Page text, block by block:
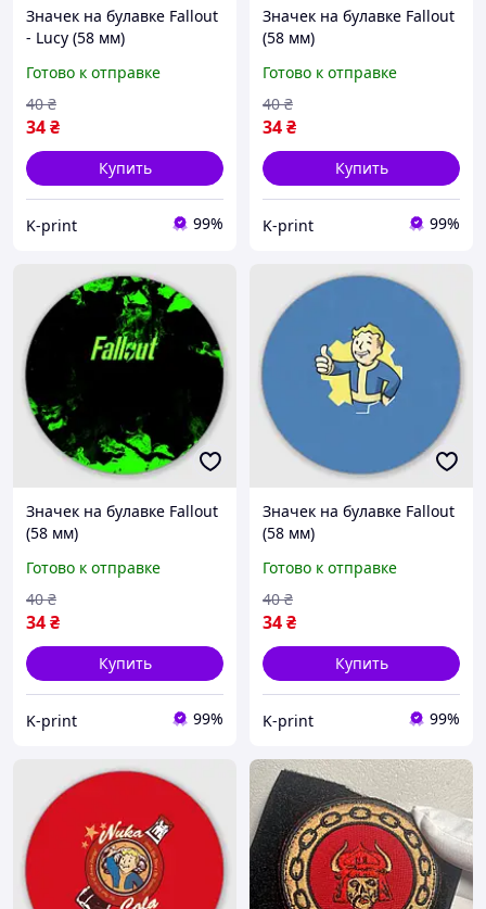
Значек на булавке Fallout
- Lucy (58 мм)
Готово к отправке
34₴
40 ₴
Купить
K-print 99%
Значек на булавке Fallout
(58 мм)
Готово к отправке
34₴
40 ₴
Купить
K-print 99%
Значек на булавке Fallout
(58 мм)
Готово к отправке
34₴
40 ₴
Купить
K-print 99%
Значек на булавке Fallout
(58 мм)
Готово к отправке
34₴
40 ₴
Купить
K-print 99%